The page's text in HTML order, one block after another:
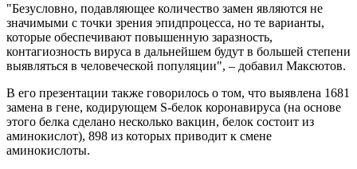
"Безусловно, подавляющее количество замен являются не
значимыми с точки зрения эпидпроцесса, но те варианты,
которые обеспечивают повышенную заразность,
контагиозность вируса в дальнейшем будут в большей степени
выявляться в человеческой популяции", – добавил Максютов.
В его презентации также говорилось о том, что выявлена 1681
замена в гене, кодирующем S-белок коронавируса (на основе
этого белка сделано несколько вакцин, белок состоит из
аминокислот), 898 из которых приводит к смене
аминокислоты.